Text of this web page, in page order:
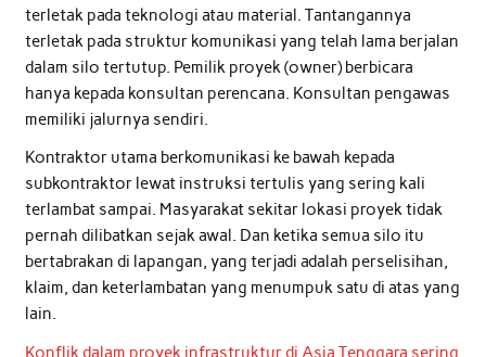
terletak pada teknologi atau material. Tantangannya
terletak pada struktur komunikasi yang telah lama berjalan
dalam silo tertutup. Pemilik proyek (owner) berbicara
hanya kepada konsultan perencana. Konsultan pengawas
memiliki jalurnya sendiri.
Kontraktor utama berkomunikasi ke bawah kepada
subkontraktor lewat instruksi tertulis yang sering kali
terlambat sampai. Masyarakat sekitar lokasi proyek tidak
pernah dilibatkan sejak awal. Dan ketika semua silo itu
bertabrakan di lapangan, yang terjadi adalah perselisihan,
klaim, dan keterlambatan yang menumpuk satu di atas yang
lain.
Konflik dalam proyek infrastruktur di Asia Tenggara sering